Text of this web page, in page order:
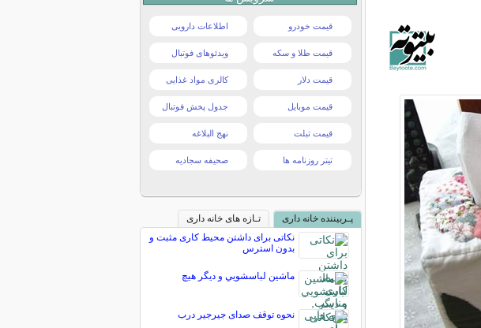
قیمت خودرو اطلاعات دارویی
قیمت طلا و سکه ویدئوهای فوتبال
قیمت دلار کالری مواد غذایی
قیمت موبایل جدول پخش فوتبال
قیمت تبلت نهج البلاغه
تیتر روزنامه ها صحیفه سجادیه
پـربیننده خانه داری
تـازه های خانه داری
نکاتی برای داشتن محیط کاری مثبت و
بدون استرس
ماشين لباسشويي و ديگر هيچ
نحوه توقف صدای جیرجیر درب